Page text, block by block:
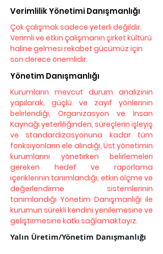
Verimlilik Yönetimi Danışmanlığı
Çok çalışmak sadece yeterli değildir.
Verimli ve etkin çalışmanın şirket kültürü
haline gelmesi rekabet gücümüz için
son derece önemlidir.
Yönetim Danışmanlığı
Kurumların mevcut durum analizinin
yapılarak, güçlü ve zayıf yönlerinin
belirlendiği, Organizasyon ve İnsan
Kaynağı yeterliliğinden, süreçlerin işleyiş
ve standardizasyonuna kadar tüm
fonksiyonların ele alındığı, Üst yönetimin
kurumlarını yönetirken belirlemeleri
gereken hedef ve raporlama
içeriklerinin tanımlandığı, etkin ölçme ve
değerlendirme sistemlerinin
tanımlandığı Yönetim Danışmanlığı ile
kurumun sürekli kendini yenilemesine ve
geliştirmesine katkı sağlamaktayız.
Yalın Üretim/Yönetim Danışmanlığı